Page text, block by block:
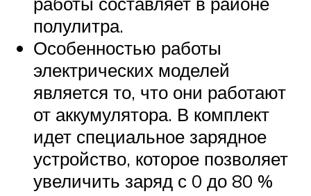
полулитра.
Особенностью работы
электрических моделей
является то, что они работают
от аккумулятора. В комплект
идет специальное зарядное
устройство, которое позволяет
увеличить заряд с 0 до 80 %